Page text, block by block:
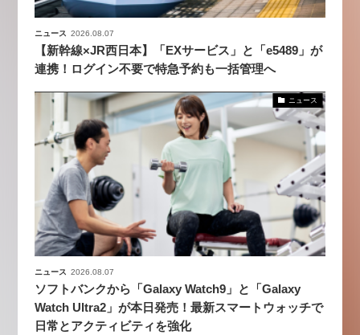
ニュース 2026.08.07
【新幹線×JR西日本】「EXサービス」と「e5489」が
連携！ログイン不要で特急予約も一括管理へ
ニュース
ニュース 2026.08.07
ソフトバンクから「Galaxy Watch9」と「Galaxy
Watch Ultra2」が本日発売！最新スマートウォッチで
日常とアクティビティを強化